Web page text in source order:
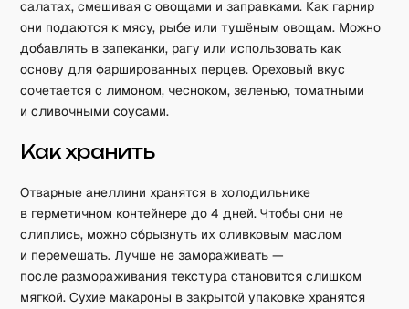
салатах, смешивая с овощами и заправками. Как гарнир
они подаются к мясу, рыбе или тушёным овощам. Можно
добавлять в запеканки, рагу или использовать как
основу для фаршированных перцев. Ореховый вкус
сочетается с лимоном, чесноком, зеленью, томатными
и сливочными соусами.
Как хранить
Отварные анеллини хранятся в холодильнике
в герметичном контейнере до 4 дней. Чтобы они не
слиплись, можно сбрызнуть их оливковым маслом
и перемешать. Лучше не замораживать —
после размораживания текстура становится слишком
мягкой. Сухие макароны в закрытой упаковке хранятся